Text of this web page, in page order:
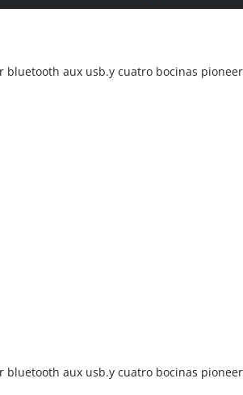
aux usb.y cuatro bocinas
aux usb.y cuatro bocinas